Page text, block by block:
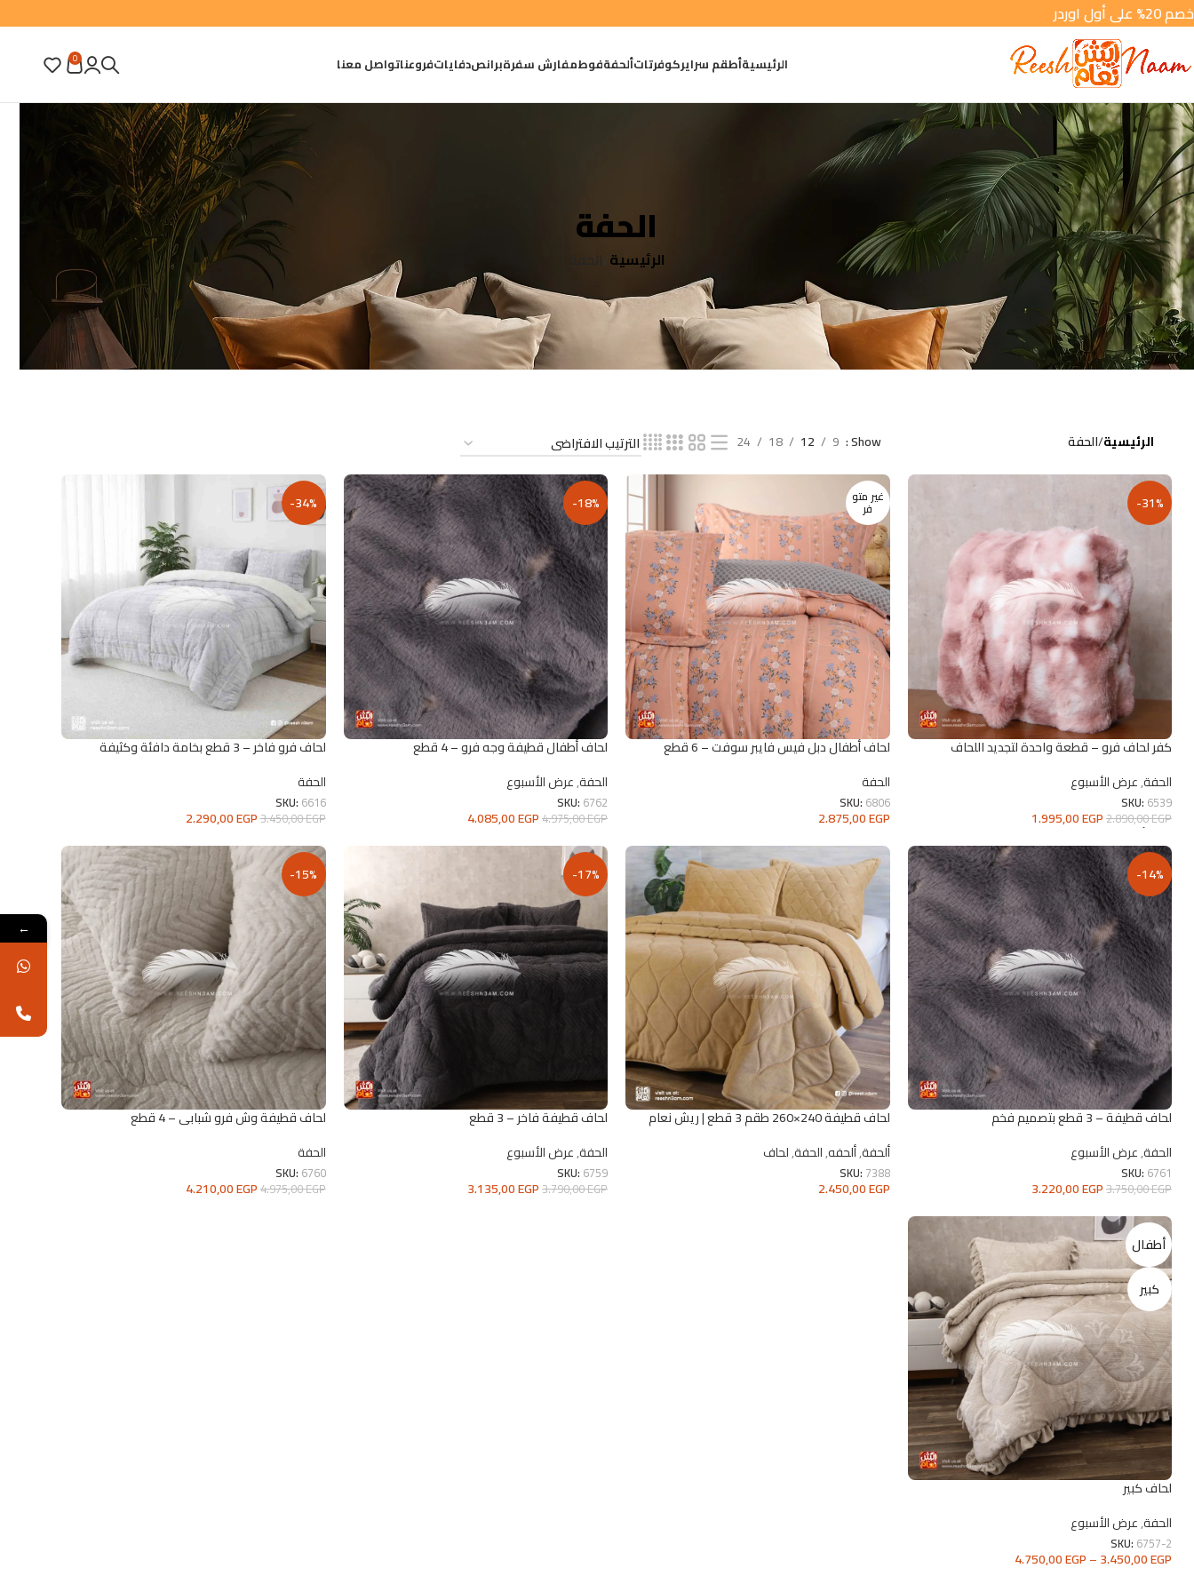
خصم 20% على أول اوردر
الرئيسيةأطقم سرايركوفرتاتألحفةفوطمفارش سفرةبرانصدفاياتفروعناتواصل معنا 0
الحفة
الرئيسية
الرئيسية الحفة Show
9
12
18
24
-31%
كفر لحاف فرو – قطعة واحدة لتجديد اللحاف
الحفة,عرض الأسبوع
SKU: 6539
2.890,00EGP
1.995,00EGP
تحديد أحد الخيارات
غير متو
فر
لحاف أطفال دبل فيس فايبر سوفت – 6 قطع
الحفة
SKU: 6806
2.875,00EGP
-18%
لحاف أطفال قطيفة وجه فرو – 4 قطع
الحفة,عرض الأسبوع
SKU: 6762
4.975,00EGP
4.085,00EGP
-34%
لحاف فرو فاخر – 3 قطع بخامة دافئة وكثيفة
الحفة
SKU: 6616
3.450,00EGP
2.290,00EGP
-14%
لحاف قطيفة – 3 قطع بتصميم فخم
الحفة,عرض الأسبوع
SKU: 6761
3.750,00EGP
3.220,00EGP
لحاف قطيفة 240×260 طقم 3 قطع | ريش نعام
ألحفة,ألحفه,الحفة,لحاف
SKU: 7388
2.450,00EGP
-17%
لحاف قطيفة فاخر – 3 قطع
الحفة,عرض الأسبوع
SKU: 6759
3.790,00EGP
3.135,00EGP
-15%
لحاف قطيفة وش فرو شبابي – 4 قطع
الحفة
SKU: 6760
4.975,00EGP
4.210,00EGP
أطفال
كبير
لحاف كبير
الحفة,عرض الأسبوع
SKU: 6757-2
3.450,00EGP
–
4.750,00EGP
←